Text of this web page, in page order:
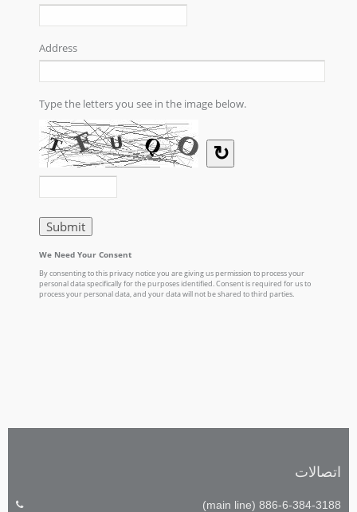
اتصالات
886-6-384-3188 (main line)